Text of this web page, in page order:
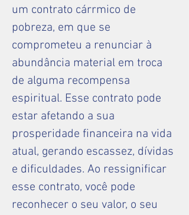
um contrato cárrmico de
pobreza, em que se
comprometeu a renunciar à
abundância material em troca
de alguma recompensa
espiritual. Esse contrato pode
estar afetando a sua
prosperidade financeira na vida
atual, gerando escassez, dívidas
e dificuldades. Ao ressignificar
esse contrato, você pode
reconhecer o seu valor, o seu